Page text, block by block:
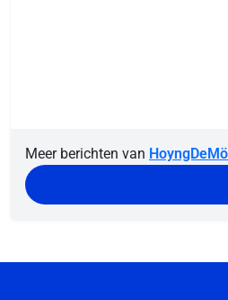
Meer berichten van